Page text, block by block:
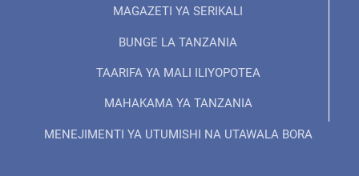
MAGAZETI YA SERIKALI
BUNGE LA TANZANIA
TAARIFA YA MALI ILIYOPOTEA
MAHAKAMA YA TANZANIA
MENEJIMENTI YA UTUMISHI NA UTAWALA BORA